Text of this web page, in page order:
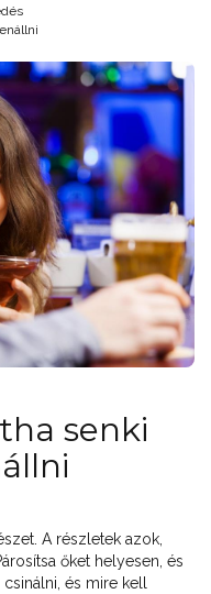
senki
A részletek azok,
őket helyesen, és
és mire kell